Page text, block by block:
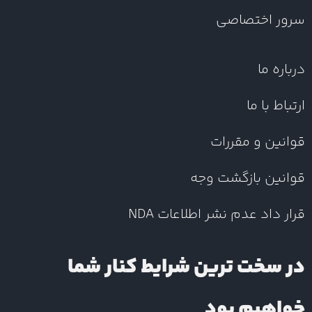
سرور اختصاصی
درباره ما
ارتباط با ما
قوانین و مقررات
قوانین بازگشت وجه
قرار داد عدم نشر اطلاعات NDA
در سخت ترین شرایط کنار شما